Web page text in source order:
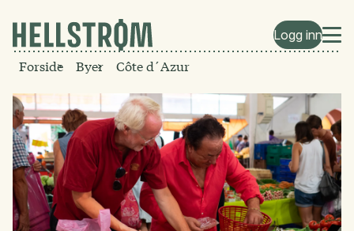
Logg inn
Forside Byer Côte d´Azur